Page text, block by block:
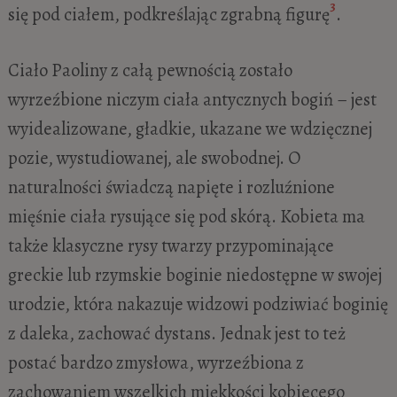
się pod ciałem, podkreślając zgrabną figurę3.
Ciało Paoliny z całą pewnością zostało
wyrzeźbione niczym ciała antycznych bogiń – jest
wyidealizowane, gładkie, ukazane we wdzięcznej
pozie, wystudiowanej, ale swobodnej. O
naturalności świadczą napięte i rozluźnione
mięśnie ciała rysujące się pod skórą. Kobieta ma
także klasyczne rysy twarzy przypominające
greckie lub rzymskie boginie niedostępne w swojej
urodzie, która nakazuje widzowi podziwiać boginię
z daleka, zachować dystans. Jednak jest to też
postać bardzo zmysłowa, wyrzeźbiona z
zachowaniem wszelkich miękkości kobiecego